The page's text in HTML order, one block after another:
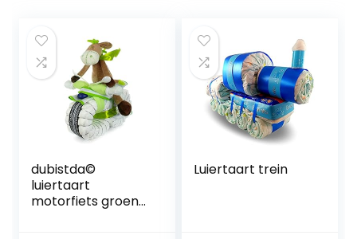
dubistda©
luiertaart
motorfiets groen
Luiertaart trein